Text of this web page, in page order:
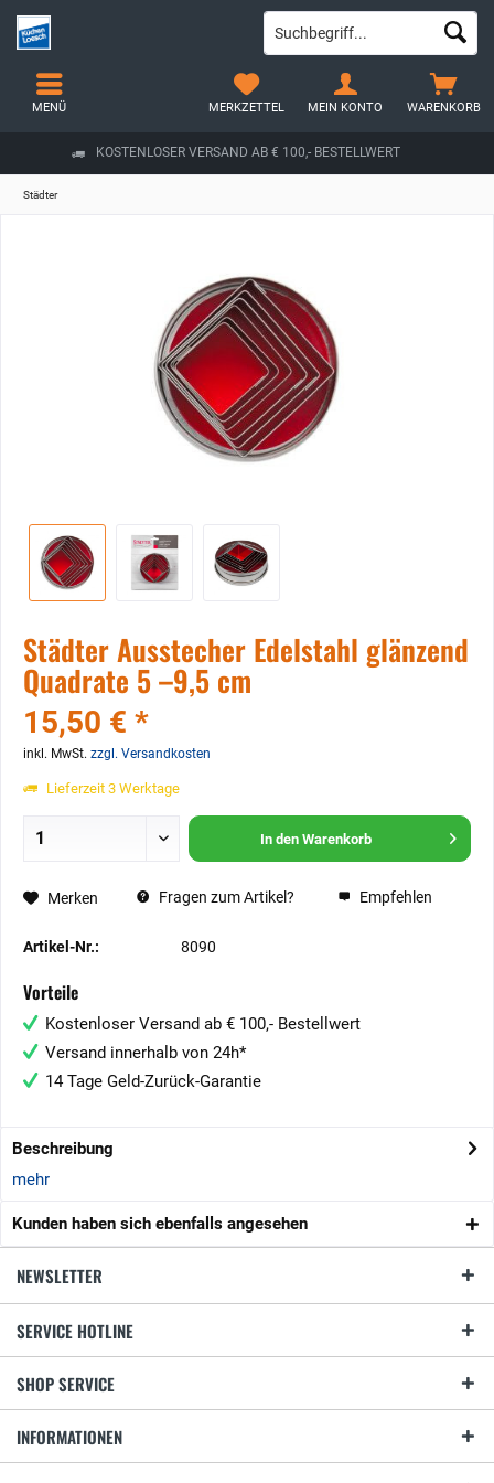
KOSTENLOSER VERSAND AB € 100,- BESTELLWERT
WARENKORB
MERKZETTEL MEIN KONTO
MENÜ
Städter
Städter Ausstecher Edelstahl glänzend
Quadrate 5 –9,5 cm
15,50 € *
inkl. MwSt. zzgl. Versandkosten
Lieferzeit 3 Werktage
In den Warenkorb
Merken Fragen zum Artikel? Empfehlen
Artikel-Nr.: 8090
Vorteile
Kostenloser Versand ab € 100,- Bestellwert
Versand innerhalb von 24h*
14 Tage Geld-Zurück-Garantie
Beschreibung
mehr
Kunden haben sich ebenfalls angesehen
NEWSLETTER
SERVICE HOTLINE
SHOP SERVICE
INFORMATIONEN